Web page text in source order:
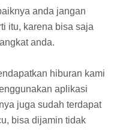
anda jangan
itu, karena bisa saja
anda.
hiburan kami
aplikasi
juga sudah terdapat
bisa dijamin tidak